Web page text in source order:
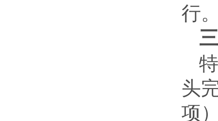
行
三
头
项